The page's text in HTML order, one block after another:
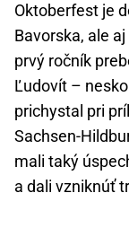
Oktoberfest je
Bavorska, ale
prvý ročník
Ľudovít –
prichystal pri
Sachsen-
mali taký
a dali vzniknúť